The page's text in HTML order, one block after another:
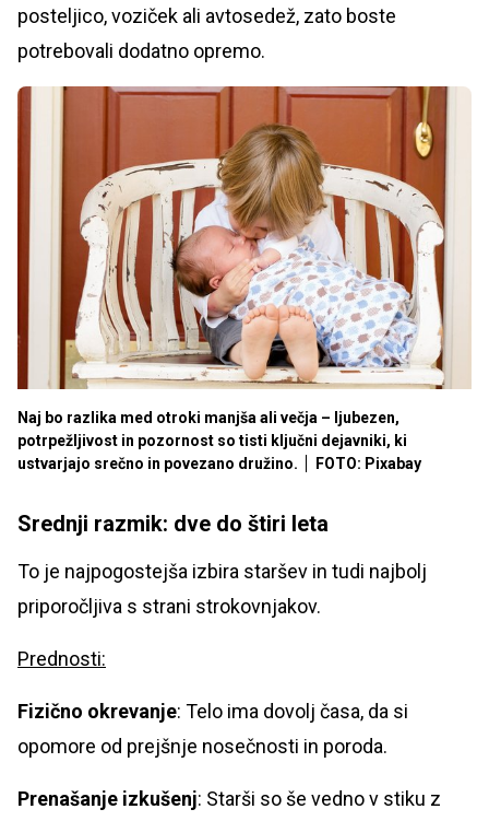
posteljico, voziček ali avtosedež, zato boste
potrebovali dodatno opremo.
Naj bo razlika med otroki manjša ali večja – ljubezen,
potrpežljivost in pozornost so tisti ključni dejavniki, ki
ustvarjajo srečno in povezano družino.
FOTO: Pixabay
Srednji razmik: dve do štiri leta
To je najpogostejša izbira staršev in tudi najbolj
priporočljiva s strani strokovnjakov.
Prednosti:
Fizično okrevanje: Telo ima dovolj časa, da si
opomore od prejšnje nosečnosti in poroda.
Prenašanje izkušenj: Starši so še vedno v stiku z